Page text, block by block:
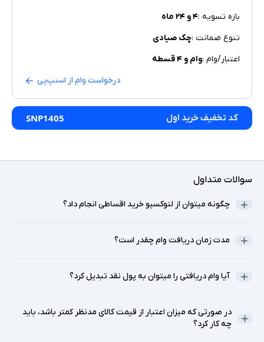
بازه تسویه :۴ و ۲۴ ماه
تنوع ضمانت :چک صیادی
اعتبار/وام :وام و ۴ قسطه
درخواست وام از اسنپ‌پی
کد تخفیف خرید اول SNP1405
سوالات متداول
چگونه میتوان از لنوکسیو خرید اقساطی انجام داد؟
مدت زمان دریافت وام چقدر است؟
آیا وام دریافتی را میتوان به پول نقد تبدیل کرد؟
در صورتی که میزان اعتبار از قیمت کالای مدنظر کمتر باشد، باید
چه کار کرد؟